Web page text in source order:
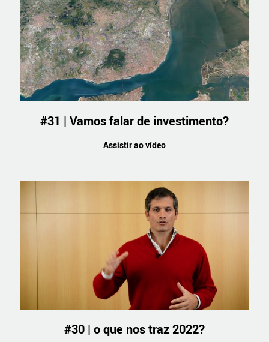
#31 | Vamos falar de investimento?
Assistir ao vídeo
#30 | o que nos traz 2022?